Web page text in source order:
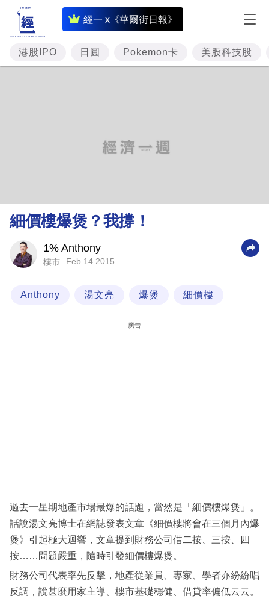
經一 x《華爾街日報》
即
時
財
經
理
財
商
業
閱
專
區
港股IPO 日圓 Pokemon卡 美股科技股
細價樓爆煲？我撐！
1% Anthony
樓市 Feb 14 2015
Anthony 湯文亮 爆煲 細價樓
廣告
過去一星期地產市場最爆的話題，當然是「細價樓爆煲」。
話說湯文亮博士在網誌發表文章《細價樓將會在三個月內爆
煲》引起極大迴響，文章提到財務公司借二按、三按、四
按……問題嚴重，隨時引發細價樓爆煲。
財務公司代表率先反擊，地產從業員、專家、學者亦紛紛唱
反調，說甚麼用家主導、樓市基礎穩健、借貸率偏低云云。